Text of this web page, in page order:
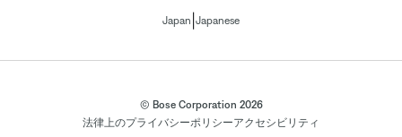
Japan Japanese
© Bose Corporation 2026
法律上のプライバシーポリシーアクセシビリティ